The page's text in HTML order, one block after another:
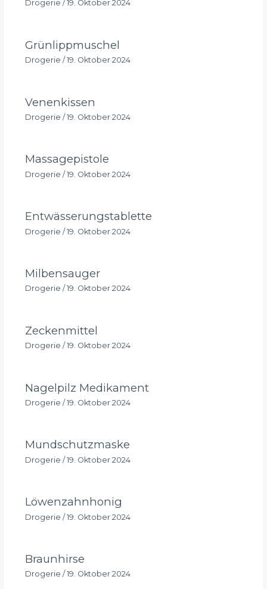
Drogerie / 19. Oktober 2024
Grünlippmuschel
Drogerie / 19. Oktober 2024
Venenkissen
Drogerie / 19. Oktober 2024
Massagepistole
Drogerie / 19. Oktober 2024
Entwässerungstablette
Drogerie /19. Oktober 2024
Milbensauger
Drogerie / 19. Oktober 2024
Zeckenmittel
Drogerie / 19. Oktober 2024
Nagelpilz Medikament
Drogerie / 19. Oktober 2024
Mundschutzmaske
Drogerie / 19. Oktober 2024
Löwenzahnhonig
Drogerie /19. Oktober 2024
Braunhirse
Drogerie / 19. Oktober 2024